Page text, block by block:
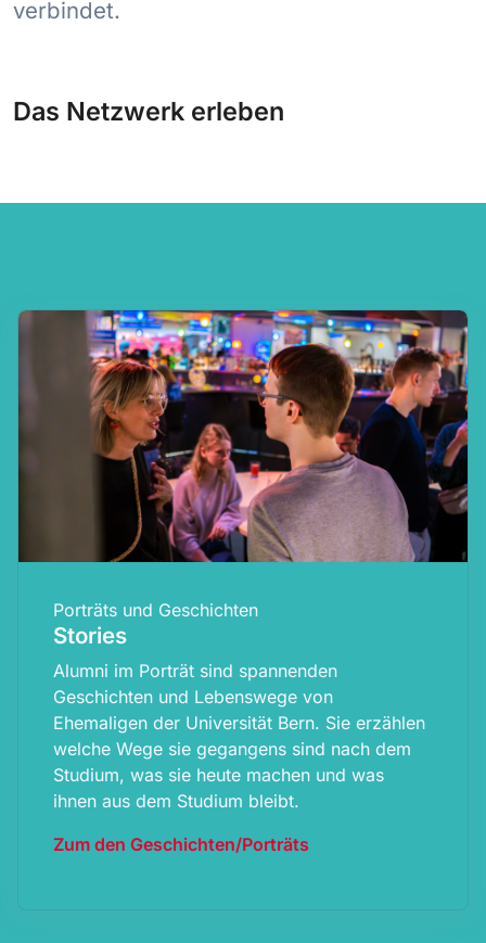
verbindet.
Das Netzwerk erleben
Porträts und Geschichten
Stories
Alumni im Porträt sind spannenden
Geschichten und Lebenswege von
Ehemaligen der Universität Bern. Sie erzählen
welche Wege sie gegangens sind nach dem
Studium, was sie heute machen und was
ihnen aus dem Studium bleibt.
Zum den Geschichten/Porträts